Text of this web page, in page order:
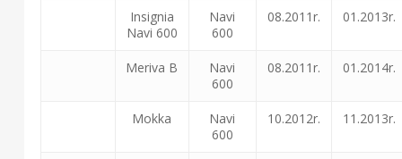
Insignia
Navi 600
Navi
600
08.2011r. 01.2013r.
Meriva B
Navi
600
08.2011r. 01.2014r.
Mokka
Navi
600
10.2012r. 11.2013r.